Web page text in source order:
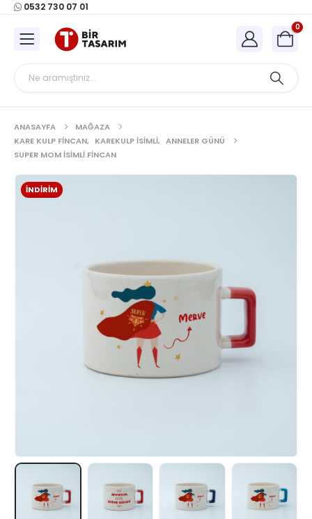
0532 730 07 01
0
ANASAYFA
MAĞAZA
KARE KULP FINCAN, KAREKULP İSIMLI, ANNELER GÜNÜ
SUPER MOM İSIMLI FINCAN
İNDIRIM